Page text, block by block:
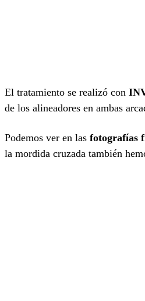
El tratamiento se realizó con
de los alineadores en ambas
Podemos ver en las fotografías
la mordida cruzada también